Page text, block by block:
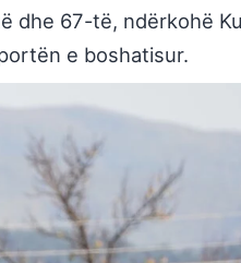
dhe 67-të, ndërkohë
e boshatisur.